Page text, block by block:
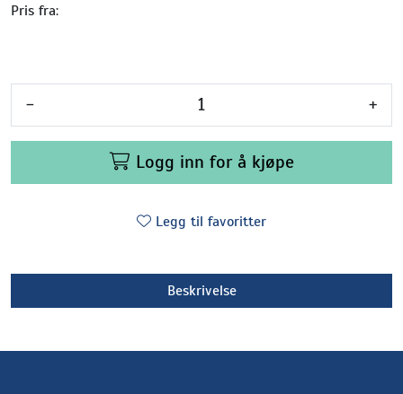
Pris fra:
- +
Logg inn for å kjøpe
Legg til favoritter
Beskrivelse